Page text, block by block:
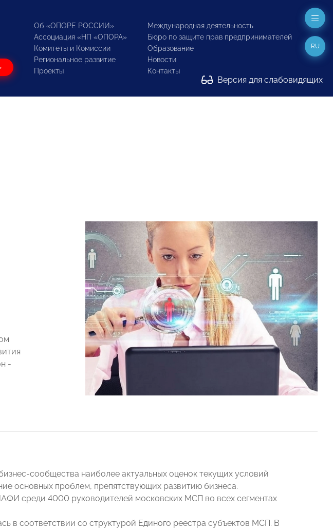
Об «ОПОРЕ РОССИИ»
Ассоциация «НП «ОПОРА»
Комитеты и Комиссии
Региональное развитие
Проекты
Международная деятельность
Бюро по защите прав предпринимателей
Образование
Новости
Контакты
Версия для слабовидящих
RU
-
сообщества наиболее актуальных оценок текущих условий
основных проблем, препятствующих развитию бизнеса.
среди 4000 руководителей московских МСП во всех сегментах
в соответствии со структурой Единого реестра субъектов МСП. В